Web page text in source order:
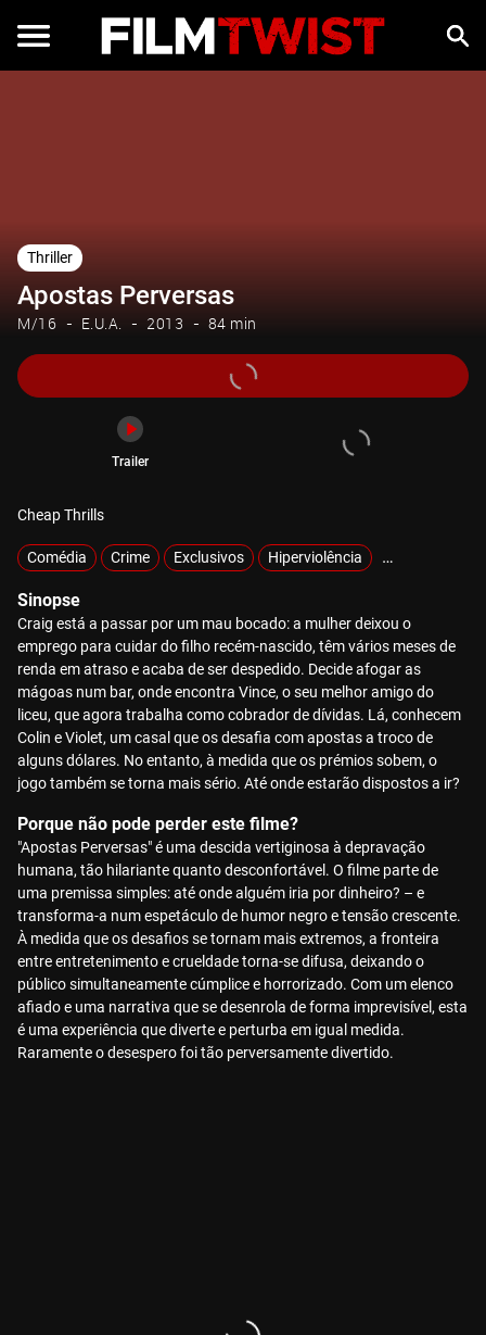
Thriller
Apostas Perversas
M/16 E.U.A. 2013 84 min
Trailer
Cheap Thrills
Comédia Crime Exclusivos Hiperviolência MOTELX
Sinopse
Craig está a passar por um mau bocado: a mulher deixou o
emprego para cuidar do filho recém-nascido, têm vários meses de
renda em atraso e acaba de ser despedido. Decide afogar as
mágoas num bar, onde encontra Vince, o seu melhor amigo do
liceu, que agora trabalha como cobrador de dívidas. Lá, conhecem
Colin e Violet, um casal que os desafia com apostas a troco de
alguns dólares. No entanto, à medida que os prémios sobem, o
jogo também se torna mais sério. Até onde estarão dispostos a ir?
Porque não pode perder este filme?
"Apostas Perversas" é uma descida vertiginosa à depravação
humana, tão hilariante quanto desconfortável. O filme parte de
uma premissa simples: até onde alguém iria por dinheiro? – e
transforma-a num espetáculo de humor negro e tensão crescente.
À medida que os desafios se tornam mais extremos, a fronteira
entre entretenimento e crueldade torna-se difusa, deixando o
público simultaneamente cúmplice e horrorizado. Com um elenco
afiado e uma narrativa que se desenrola de forma imprevisível, esta
é uma experiência que diverte e perturba em igual medida.
Raramente o desespero foi tão perversamente divertido.